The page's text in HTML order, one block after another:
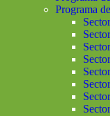
Programa